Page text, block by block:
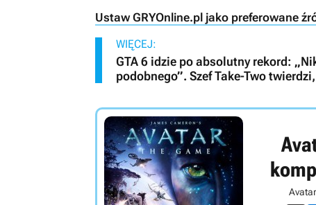
Ustaw GRYOnline.pl jako preferowane
WIĘCEJ:
GTA 6 idzie po absolutny rekord:
podobnego”. Szef Take-Two